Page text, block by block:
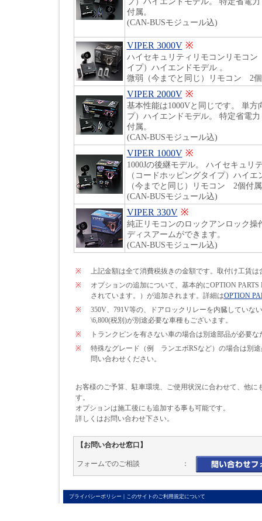
付属。
(CAN-BUSモジュール込)
VIPER 3000V ※
ハイセキュリティリモコンリモコン
イプ）ハイエンドモデル 。
微弱（今までと同じ）リモコン 2
VIPER 2000V ※
基本性能は1000Vと同じです。 単方
プ）ハイエンドモデル。 特定省電
付属。
(CAN-BUSモジュール込)
VIPER 1000V ※
1000Jの後継モデル。 ハイセキュリ
（コードホッピングタイプ）ハイ
（今までと同じ）リモコン 2個付
(CAN-BUSモジュール込)
VIPER 330V ※
純正リモコンのロックアンロック操
ディスアームができます。
(CAN-BUSモジュール込)
※
上記金額は全て消費税抜きの金額です。取付け工賃は
※
オプションの追加について、基本的にOPTION
されています。）が追加されます。詳細はOPTION
※
350V、791V等の、ドアロックリレーを内臓してい
\6,800(税別)が別途必要な車種もございます。
※
トランクピンを有さない車の場合は別途部品が必要な
※
特殊なグレード（例 ランエボRSなど）の場合は別
問い合わせください。
お客様のご予算、駐車環境、ご使用状況に合わせて、他に
す。
オプションは施工後にも追加する事も可能です。
詳しくはお問い合わせ下さい。
【お問い合わせ窓口】
フォームでのご相談 ：
プライバシーポリシー | このサイトのご利用規定について